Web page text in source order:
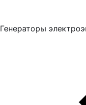
Генераторы